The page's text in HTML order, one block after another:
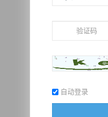
自动登录